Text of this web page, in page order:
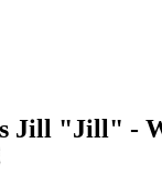
Jill "Jill" -